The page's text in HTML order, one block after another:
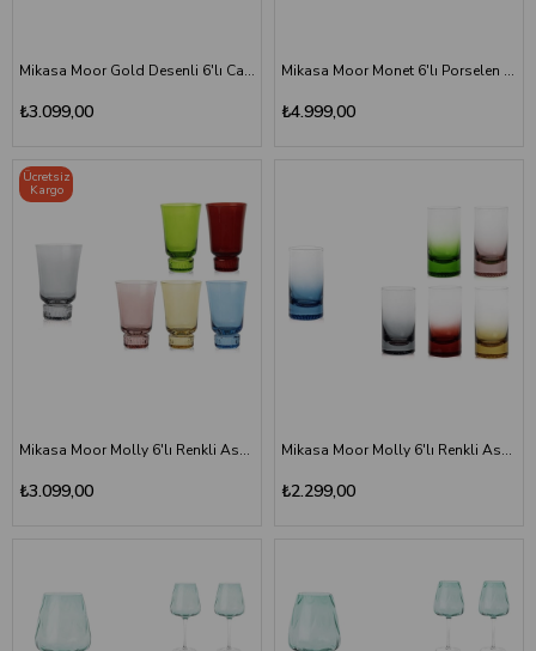
Mikasa Moor Gold Desenli 6'lı Cam Likör Bardağı Seti 70 ml
₺3.099,00
Mikasa Moor Monet 6'lı Porselen Çay Fincan Seti 200 cc
₺4.999,00
Mikasa Moor Molly 6'lı Renkli Asorti Cam Kahve Yanı Bardak Seti
₺3.099,00
Ücretsiz
Kargo
Mikasa Moor Molly 6'lı Renkli Asorti Cam Likör Bardağı Seti
₺2.299,00